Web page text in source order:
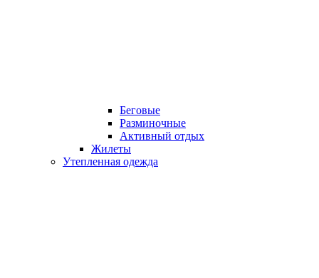
Беговые
Разминочные
Активный отдых
Жилеты
Утепленная одежда